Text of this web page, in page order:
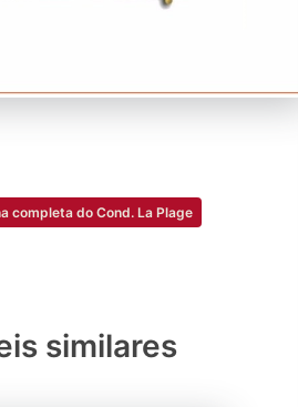
completa do Cond. La Plage
similares